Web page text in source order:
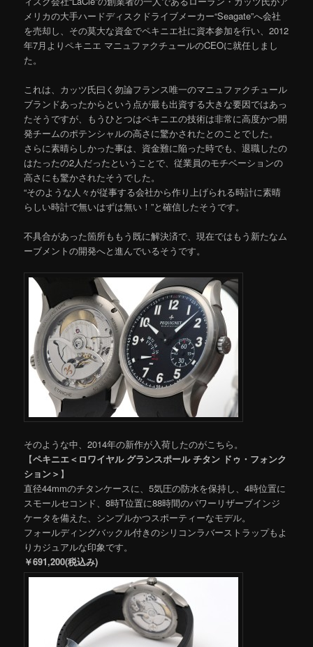
メリカの大手ハードディスクドライブメーカー“Seagate”へ会社
を売却し、その莫大な資金でペキニエ社に資本参加を行い、2012
年7月よりペキニエ マニュファクチュールのCEOに就任しまし
た。
これは、カッツ氏曰く勿論フランス唯一のマニュファクチュール
ブランドあったからという点が最も出資する大きな要因ではあっ
たそうですが、もうひとつはペキニエの技術は非常に高度かつ開
発チームのポテンシャルの高さに驚かされたとのことでした。
さらに素晴らしかった事は、資金難に陥った時でも、退職したの
はたったの2人だったということで、従業員のモチベーションの
高さにも驚かされたそうでした。
“そのような人々が従事する会社から作り上げられる時計に素晴
らしい時計で無いはずは無い！”と確信したそうです。
不具合があった箇所ももう既に解決済で、現在ではもう新たなム
ーブメントの開発へと進んでいるそうです。
そのような中、2014年の新作が入荷したのがこちら。
【ペキニエ＜ロワイヤル グランスポール チタン ドゥ・フォンク
ション＞ 】
直径44mmのチタンケースに、5気圧の防水を保持し、4時位置に
スモールセコンド、8時T位置に88時間のパワーリザーブインジ
ケータを備えた、シンプルかつスポーティーなモデル。
フォールディングバックル付きのシリコンラバーストラップもよ
りカジュアルな印象です。
￥691,200(税込み)